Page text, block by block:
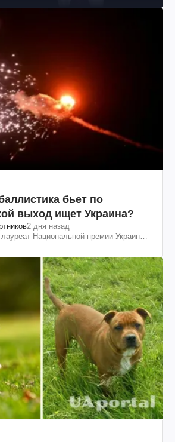
бьет по
выход ищет Украина?
2 дня назад
Национальной премии Украины